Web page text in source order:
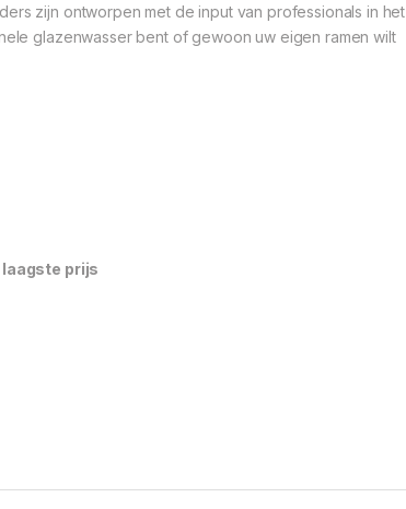
zijn ontworpen met de input van professionals in het
glazenwasser bent of gewoon uw eigen ramen wilt
prijs